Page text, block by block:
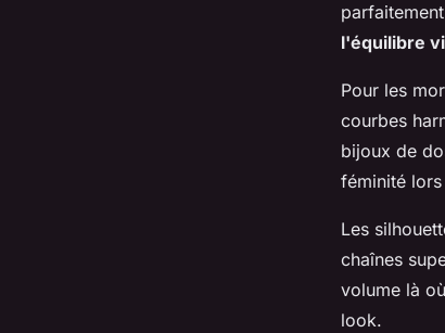
l'équilibre
Pour les
courbes
bijoux de
féminité
Les
chaînes
volume là
look.